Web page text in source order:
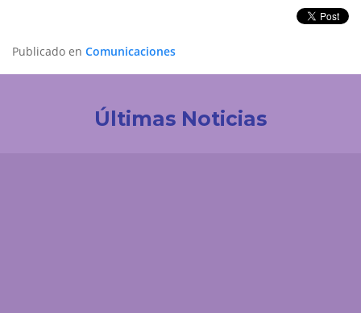
Publicado en Comunicaciones
Últimas Noticias